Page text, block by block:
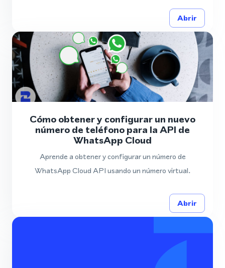
Abrir
Cómo obtener y configurar un nuevo
número de teléfono para la API de
WhatsApp Cloud
Aprende a obtener y configurar un número de
WhatsApp Cloud API usando un número virtual.
Abrir